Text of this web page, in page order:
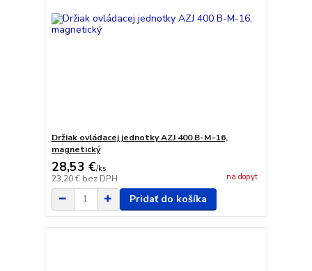
Držiak ovládacej jednotky AZJ 400 B-M-16,
magnetický
28,53 €/ks
23,20 € bez DPH na dopyt
Pridať do košíka